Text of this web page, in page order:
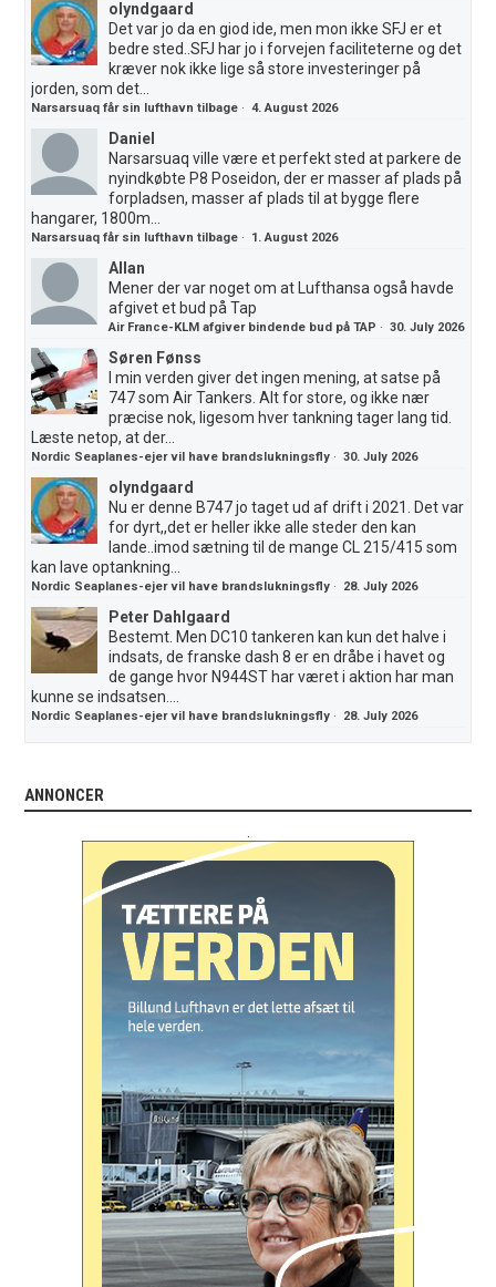
olyndgaard
Det var jo da en giod ide, men mon ikke SFJ er et
bedre sted..SFJ har jo i forvejen faciliteterne og det
kræver nok ikke lige så store investeringer på
jorden, som det...
Narsarsuaq får sin lufthavn tilbage ·4. August 2026
Daniel
Narsarsuaq ville være et perfekt sted at parkere de
nyindkøbte P8 Poseidon, der er masser af plads på
forpladsen, masser af plads til at bygge flere
hangarer, 1800m...
Narsarsuaq får sin lufthavn tilbage · 1. August 2026
Allan
Mener der var noget om at Lufthansa også havde
afgivet et bud på Tap
Air France-KLM afgiver bindende bud på TAP ·30. July 2026
Søren Fønss
I min verden giver det ingen mening, at satse på
747 som Air Tankers. Alt for store, og ikke nær
præcise nok, ligesom hver tankning tager lang tid.
Læste netop, at der...
Nordic Seaplanes-ejer vil have brandslukningsfly ·30. July 2026
olyndgaard
Nu er denne B747 jo taget ud af drift i 2021. Det var
for dyrt,,det er heller ikke alle steder den kan
lande..imod sætning til de mange CL 215/415 som
kan lave optankning...
Nordic Seaplanes-ejer vil have brandslukningsfly · 28. July 2026
Peter Dahlgaard
Bestemt. Men DC10 tankeren kan kun det halve i
indsats, de franske dash 8 er en dråbe i havet og
de gange hvor N944ST har været i aktion har man
kunne se indsatsen....
Nordic Seaplanes-ejer vil have brandslukningsfly · 28. July 2026
ANNONCER